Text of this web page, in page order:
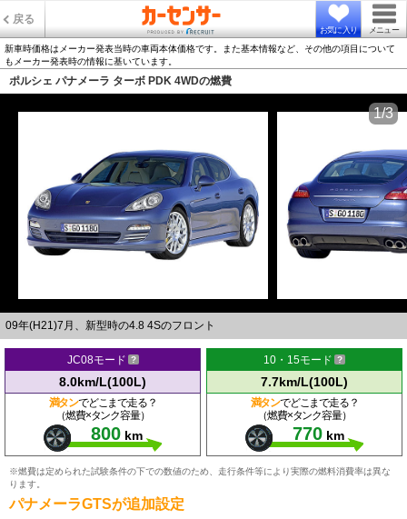
戻る
お気に入り メニュー
新車時価格はメーカー発表当時の車両本体価格です。また基本情報など、その他の項目について
もメーカー発表時の情報に基いています。
ポルシェ パナメーラ ターボ PDK 4WDの燃費
09年(H21)7月、新型時の4.8 4Sのフロント
1/3
JC08モード
8.0km/L(100L)
満タンでどこまで走る？
（燃費×タンク容量）
800 km
10・15モード
7.7km/L(100L)
満タンでどこまで走る？
（燃費×タンク容量）
770 km
※燃費は定められた試験条件の下での数値のため、走行条件等により実際の燃料消費率は異な
ります。
パナメーラGTSが追加設定